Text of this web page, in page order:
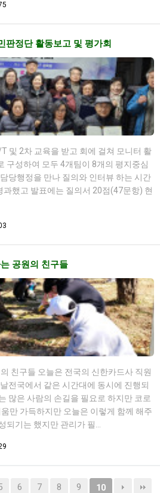
판정단 활동보고 및 평가회
및 2차 교육을 받고 회에 걸쳐 모니터 활
구성하여 모두 4개팀이 8개의 평지중심
당행정을 만나 질의와 인터뷰 하는 시간
과했고 발표에는 질의서 20점(47문항) 현
공원의 친구들
친구들 오늘은 전국의 신한카드사 직원
전국에서 같은 시간대에 동시에 진행되
많은 사람의 손길을 필요로 하지만 코로
만 가득하지만 오늘은 이렇게 함께 해주
되기는 했지만 관리가 필…
6 7 8 9 10